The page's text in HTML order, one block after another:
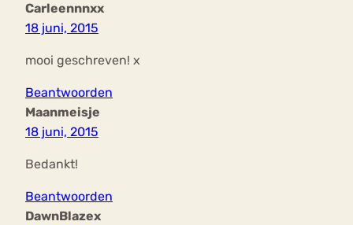
Carleennnxx
18 juni, 2015
mooi geschreven! x
Beantwoorden
Maanmeisje
18 juni, 2015
Bedankt!
Beantwoorden
DawnBlazex